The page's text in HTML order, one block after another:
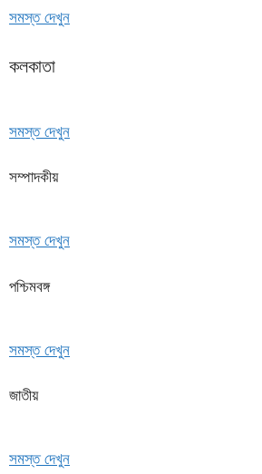
সমস্ত দেখুন
কলকাতা
সমস্ত দেখুন
সম্পাদকীয়
সমস্ত দেখুন
পশ্চিমবঙ্গ
সমস্ত দেখুন
জাতীয়
সমস্ত দেখুন